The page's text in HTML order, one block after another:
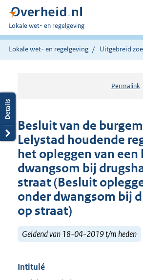
U
bent
hier:
Lokale wet- en regelgeving
Lokale wet- en regelgeving Uitgebreid
Permalink
Besluit van de
Lelystad houdende
het opleggen van een
dwangsom bij
straat (Besluit
onder dwangsom bij
op straat)
Geldend van 18-04-2019 t/m heden
Intitulé